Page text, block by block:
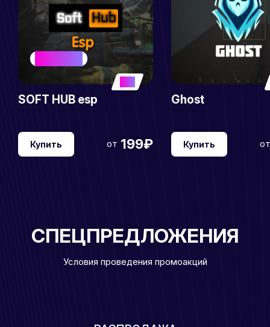
SOFT HUB esp
Купить от 199₽
Ghost
Купить от
СПЕЦПРЕДЛОЖЕНИЯ
Условия проведения промоакций